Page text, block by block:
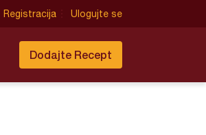
Registracija Ulogujte se
Dodajte Recept